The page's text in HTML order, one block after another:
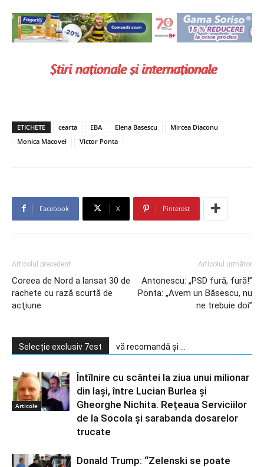
ETICHETE cearta EBA Elena Basescu
Mircea Diaconu
Monica Macovei
Victor Ponta
Facebook X Pinterest
Articolul precedent
Coreea de Nord a lansat 30 de
rachete cu rază scurtă de
acţiune
Articolul următor
Antonescu: „PSD fură, fură!”
Ponta: „Avem un Băsescu, nu
ne trebuie doi”
Selecție exclusiv 7est vă recomandă și ...
Articole
Întîlnire cu scântei la ziua unui milionar
din Iași, între Lucian Burlea și
Gheorghe Nichita. Rețeaua Serviciilor
de la Socola și sarabanda dosarelor
trucate
Donald Trump: “Zelenski se poate